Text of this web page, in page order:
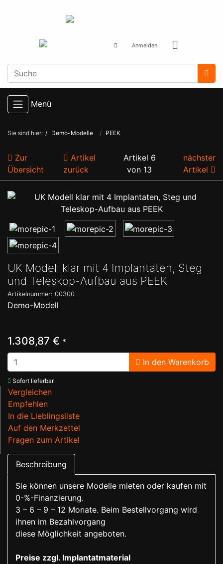
Anmelden
Menü
Sie sind hier: Demo-Modelle PEEK
Zur
Übersicht
Artikel
zurück
Artikel 6
von 13
nächster
Artikel
UK Modell klar mit 4 Implantaten, Steg
und Teleskop-Aufbau aus PEEK
Artikelnummer: 00300
Demo-Modell
1.308,87 € *
In den Warenkorb
Sofort lieferbar
Vergleichen
Empfehlen
In die Lieblingsliste
Auf den Merkzettel
Fragen zum Artikel
Beschreibung
Sie können unsere Modelle mieten oder kaufen mit
0-%-Finanzierung.
3 – 6 – 9 – 12 Monate. Beim Bestellvorgang wird
ihnen im Bezahlvorgang
diese Möglichkeit angeboten.
Preise zzgl. Implantatmaterial